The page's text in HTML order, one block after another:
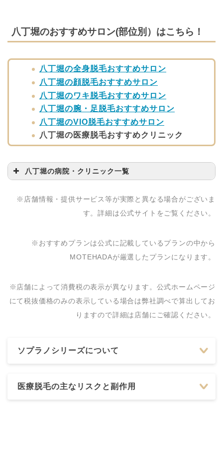
八丁堀のおすすめサロン(部位別）はこちら！
八丁堀の全身脱毛おすすめサロン
八丁堀の顔脱毛おすすめサロン
八丁堀のワキ脱毛おすすめサロン
八丁堀の腕・足脱毛おすすめサロン
八丁堀のVIO脱毛おすすめサロン
八丁堀の医療脱毛おすすめクリニック
八丁堀の病院・クリニック一覧
カルミア美肌クリニッ
0120-162-000
並木Sクリニック
0120-72-2219/082-54
6-2248
※店舗情報・提供サービス等が実際と異なる場合がございま
す。詳細は公式サイトをご覧ください。
※おすすめプランは公式に記載しているプランの中から
MOTEHADAが厳選したプランになります。
※店舗によって消費税の表示が異なります。公式ホームページ
にて税抜価格のみの表示している場合は弊社調べで算出してお
りますので詳細は店舗にご確認ください。
ソプラノシリーズについて
医療脱毛の主なリスクと副作用